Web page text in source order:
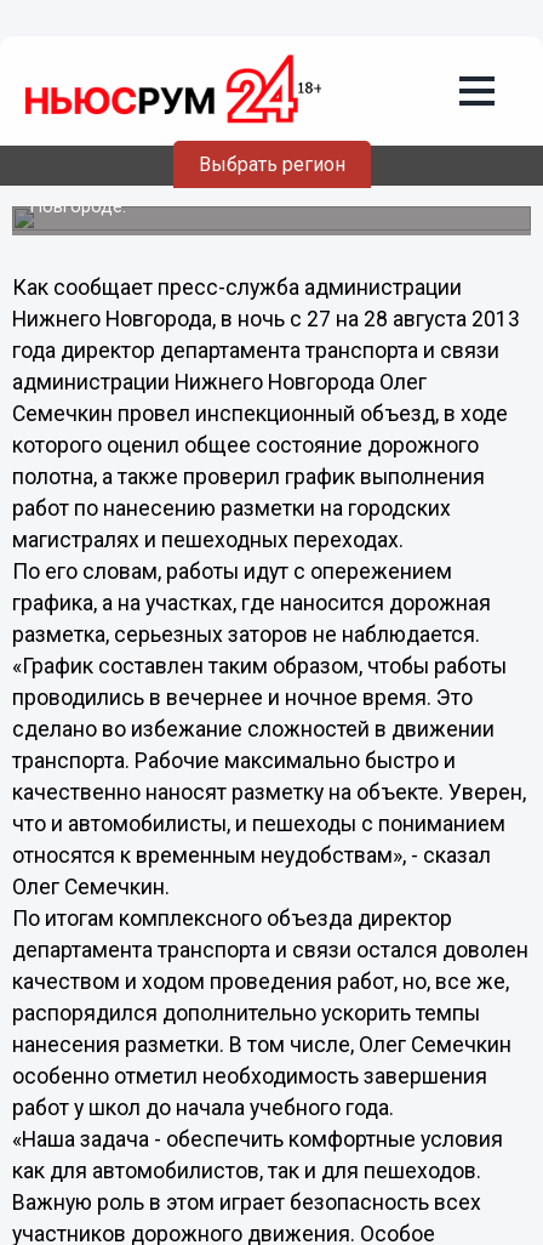
Выбрать регион
Работы по нанесению дорожной
разметки в Нижнем Новгороде ведутся
с опережением графика
Ночной инспекционный объезд дорог прошел в Нижнем
Новгороде.
Как сообщает пресс-служба администрации
Нижнего Новгорода, в ночь с 27 на 28 августа 2013
года директор департамента транспорта и связи
администрации Нижнего Новгорода Олег
Семечкин провел инспекционный объезд, в ходе
которого оценил общее состояние дорожного
полотна, а также проверил график выполнения
работ по нанесению разметки на городских
магистралях и пешеходных переходах.
По его словам, работы идут с опережением
графика, а на участках, где наносится дорожная
разметка, серьезных заторов не наблюдается.
«График составлен таким образом, чтобы работы
проводились в вечернее и ночное время. Это
сделано во избежание сложностей в движении
транспорта. Рабочие максимально быстро и
качественно наносят разметку на объекте. Уверен,
что и автомобилисты, и пешеходы с пониманием
относятся к временным неудобствам», - сказал
Олег Семечкин.
По итогам комплексного объезда директор
департамента транспорта и связи остался доволен
качеством и ходом проведения работ, но, все же,
распорядился дополнительно ускорить темпы
нанесения разметки. В том числе, Олег Семечкин
особенно отметил необходимость завершения
работ у школ до начала учебного года.
«Наша задача - обеспечить комфортные условия
как для автомобилистов, так и для пешеходов.
Важную роль в этом играет безопасность всех
участников дорожного движения. Особое